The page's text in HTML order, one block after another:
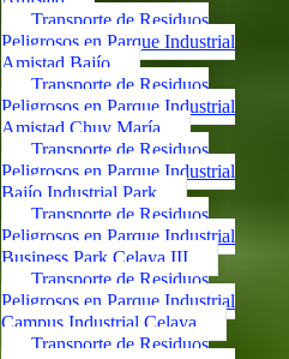
Transporte de Residuos
Peligrosos en Parque Industrial
Amistad Bajío
Transporte de Residuos
Peligrosos en Parque Industrial
Amistad Chuy María
Transporte de Residuos
Peligrosos en Parque Industrial
Bajío Industrial Park
Transporte de Residuos
Peligrosos en Parque Industrial
Business Park Celaya III
Transporte de Residuos
Peligrosos en Parque Industrial
Campus Industrial Celaya
Transporte de Residuos